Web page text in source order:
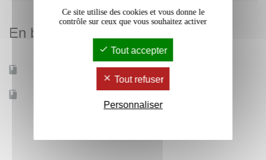
En bref
Mobilité d'études Non
Ce site utilise des cookies et vous donne le
contrôle sur ceux que vous souhaitez activer
Tout accepter
Tout refuser
Personnaliser